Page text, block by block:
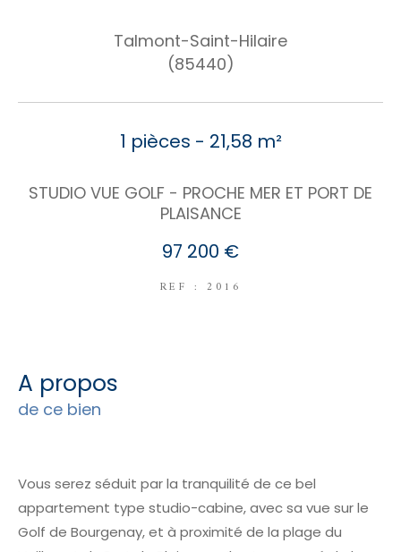
Talmont-Saint-Hilaire
(85440)
1 pièces - 21,58 m²
STUDIO VUE GOLF - PROCHE MER ET PORT DE
PLAISANCE
97 200 €
REF : 2016
a propos
de ce bien
Vous serez séduit par la tranquilité de ce bel
appartement type studio-cabine, avec sa vue sur le
Golf de Bourgenay, et à proximité de la plage du